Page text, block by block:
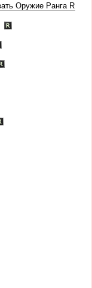
Оружие Ранга R